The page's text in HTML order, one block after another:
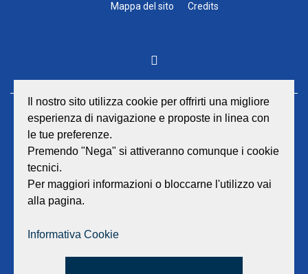
Mappa del sito
Credits
GEAT Srl
Sede legale e amministrativa:
Viale Lombardia 17 - 47838 Riccione
Capitale sociale euro 12.233.943,00 I.V.
E-mail:
Il nostro sito utilizza cookie per offrirti una migliore
esperienza di navigazione e proposte in linea con
le tue preferenze.
Premendo "Nega" si attiveranno comunque i cookie
tecnici.
Per maggiori informazioni o bloccarne l'utilizzo vai
alla pagina.
Informativa Cookie